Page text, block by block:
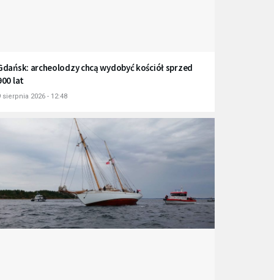
archeolodzy chcą wydobyć kościół sprzed
lat
sierpnia 2026 - 12:48